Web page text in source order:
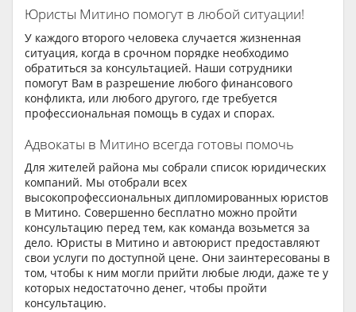
Юристы Митино помогут в любой ситуации!
У каждого второго человека случается жизненная
ситуация, когда в срочном порядке необходимо
обратиться за консультацией. Наши сотрудники
помогут Вам в разрешение любого финансового
конфликта, или любого другого, где требуется
профессиональная помощь в судах и спорах.
Адвокаты в Митино всегда готовы помочь
Для жителей района мы собрали список юридических
компаний. Мы отобрали всех
высокопрофессиональных дипломированных юристов
в Митино. Совершенно бесплатно можно пройти
консультацию перед тем, как команда возьмется за
дело. Юристы в Митино и автоюрист предоставляют
свои услуги по доступной цене. Они заинтересованы в
том, чтобы к ним могли прийти любые люди, даже те у
которых недостаточно денег, чтобы пройти
консультацию.